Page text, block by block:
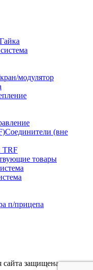
модулятор
Соединители (вне
TRF
товары
п/прицепа
защищена законом